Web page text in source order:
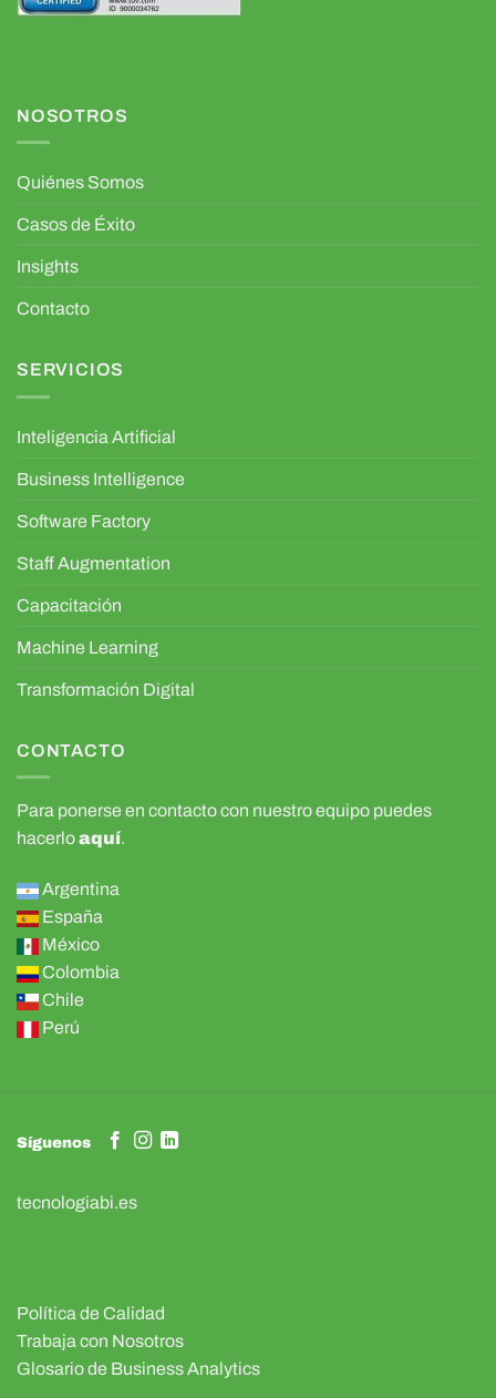
NOSOTROS
Quiénes Somos
Casos de Éxito
Insights
Contacto
SERVICIOS
Inteligencia Artificial
Business Intelligence
Software Factory
Staff Augmentation
Capacitación
Machine Learning
Transformación Digital
CONTACTO
Para ponerse en contacto con nuestro equipo puedes
hacerloaquí.
Argentina
España
México
Colombia
Chile
Perú
Síguenos
tecnologiabi.es
Política de Calidad
Trabaja con Nosotros
Glosario de Business Analytics